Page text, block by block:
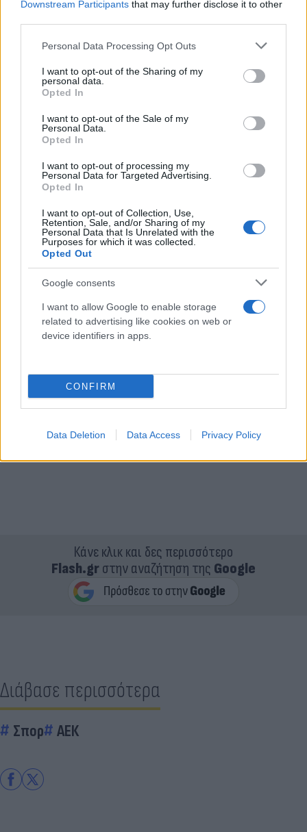
Downstream Participants that may further disclose it to other
Please note that this website/app uses one or more Google
not limited to your visit or usage behaviour. You may click to
grant or deny consent to Google and its third-party tags to
use your data for below specified purposes in below Google
consent section.
Personal Data Processing Opt Outs
I want to opt-out of the Sharing of my
personal data.
Opted In
I want to opt-out of the Sale of my
Personal Data.
Opted In
I want to opt-out of processing my
Personal Data for Targeted Advertising.
Opted In
I want to opt-out of Collection, Use,
Retention, Sale, and/or Sharing of my
Personal Data that Is Unrelated with the
Purposes for which it was collected.
Opted Out
Google consents
I want to allow Google to enable storage
related to advertising like cookies on web or
device identifiers in apps.
CONFIRM
Data Deletion Data Access Privacy Policy
αντίθεση με τον Αρόλντ Μουκουντί, ο οποίος
έμεινε στον πάγκο καθ' όλη τη διάρκεια του αγώνα.
Κάνε κλικ και δες περισσότερο
Flash.grστην αναζήτηση της Google
Διάβασε περισσότερα
Σπορ ΑΕΚ